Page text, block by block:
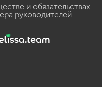
и обязательствах
руководителей